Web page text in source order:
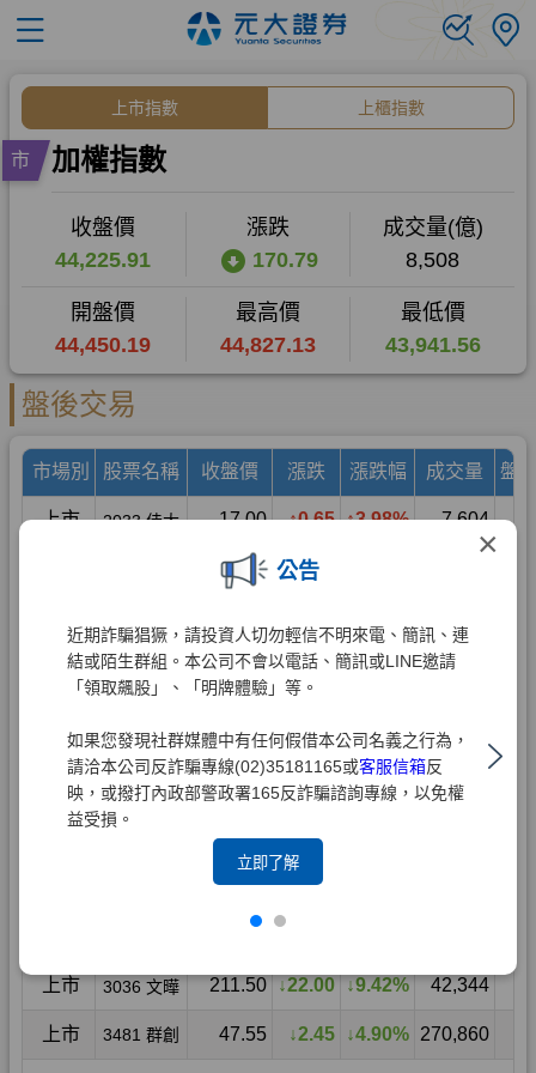
×
公告
近期詐騙猖獗，請投資人切勿輕信不明來電、簡訊、連
結或陌生群組。本公司不會以電話、簡訊或LINE邀請
「領取飆股」、「明牌體驗」等。
如果您發現社群媒體中有任何假借本公司名義之行為，
請洽本公司反詐騙專線(02)35181165或客服信箱反
映，或撥打內政部警政署165反詐騙諮詢專線，以免權
益受損。
立即了解